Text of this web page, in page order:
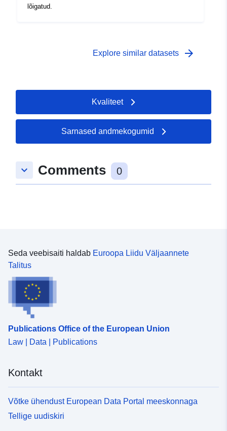
lõigatud.
Explore similar datasets arrow_forward
Kvaliteet
Sarnased andmekogumid
keyboard_arrow_down Comments 0
Seda veebisaiti haldab Euroopa Liidu Väljaannete
Talitus
Publications Office of the European Union
Law | Data | Publications
Kontakt
Võtke ühendust European Data Portal meeskonnaga
Tellige uudiskiri